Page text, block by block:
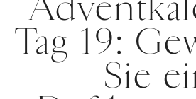
Tag 19:
Sie